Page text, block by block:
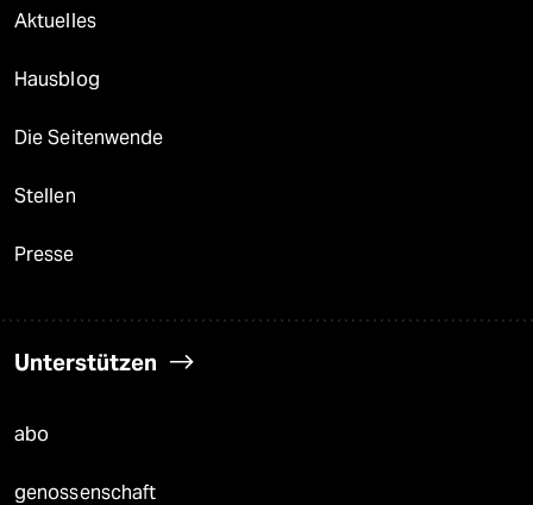
Aktuelles
Hausblog
Die Seitenwende
Stellen
Presse
Unterstützen
abo
genossenschaft